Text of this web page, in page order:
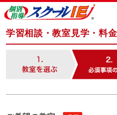
学習相談・教室見学・料